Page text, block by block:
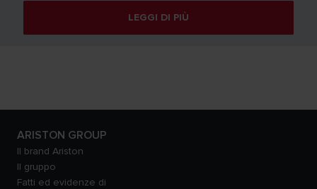
LEGGI DI PIÙ
ARISTON GROUP
Il brand Ariston
Il gruppo
Fatti ed evidenze di